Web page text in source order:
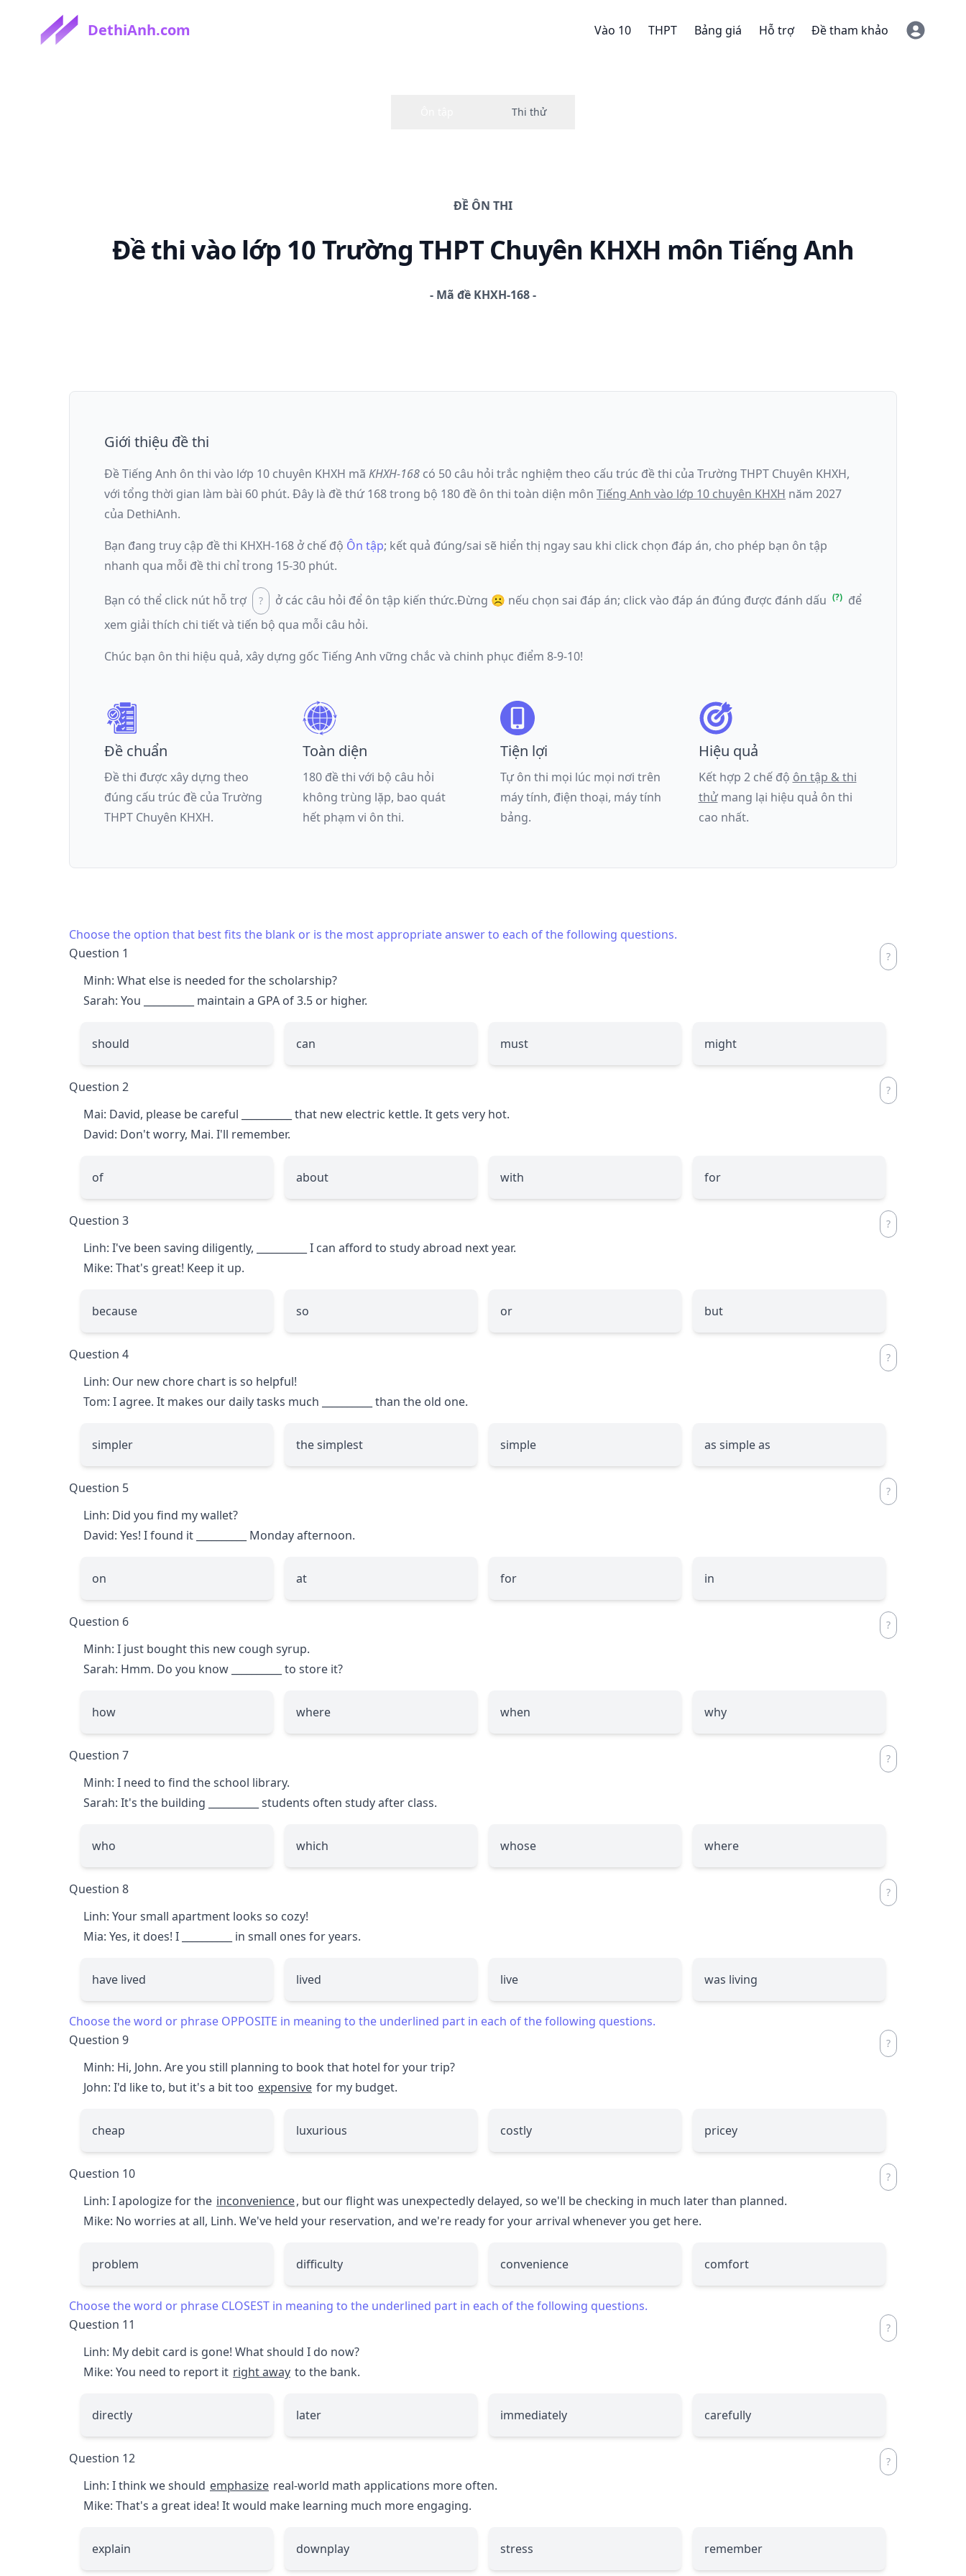
DethiAnh.com Vào 10 THPT Bảng giá Hỗ trợ Đề tham khảo
ĐỀ ÔN THI
Đề thivào lớp 10 Trường THPT Chuyên KHXH môn Tiếng Anh
- Mã đề KHXH-168
Giới thiệu đề thi
Đề Tiếng Anh ôn thi vào lớp 10 chuyên KHXH mã KHXH-168 có 50 câu hỏi trắc nghiệm theo cấu trúc đề thi của Trường THPT Chuyên KHXH,
với tổng thời gian làm bài 60 phút. Đây là đềthứ 168trong bộ 180 đề ôn thi toàn diện môn Tiếng Anh vào lớp 10 chuyên KHXH năm 2027
của DethiAnh.
Bạn đang truy cập đề thi KHXH-168 ở chế độ Ôn tập; kết quả đúng/sai sẽ hiển thị ngay sau khi click chọn đáp án, cho phép bạn ôn tập
nhanh qua mỗi đề thi chỉ trong 15-30 phút.
Bạn có thể click nút hỗ trợ ở các câu hỏi để ôn tập kiến thức.Đừng ☹️ nếu chọn sai đáp án; click vào đáp án đúng được đánh dấu
để
xem giải thích chi tiết và tiến bộ qua mỗi câu hỏi.
Chúc bạn ôn thi hiệu quả, xây dựng gốc Tiếng Anh vững chắc và chinh phục điểm 8-9-10!
Đề chuẩn
Đề thi được xây dựng theo
đúng cấu trúc đề của Trường
THPT Chuyên KHXH.
Toàn diện
180 đề thi với bộ câu hỏi
không trùng lặp, bao quát
hết phạm vi ôn thi.
Tiện lợi
Tự ôn thi mọi lúc mọi nơi trên
máy tính, điện thoại, máy tính
bảng.
Hiệu quả
Kết hợp 2 chế độ ôn tập & thi
thửmang lại hiệu quả ôn thi
cao nhất.
Choose the option that best fits the blank or is the most appropriate answer to each of the following questions.
Question 1
Minh: What else is needed for the scholarship?
Sarah: You
maintain a GPA of 3.5 or higher.
should can must might
Question 2
Mai: David, please be careful
that new electric kettle. It gets very hot.
David: Don't worry, Mai. I'll remember.
of about with for
Question 3
Linh: I've been saving diligently,
I can afford to study abroad next year.
Mike: That's great! Keep it up.
because so or but
Question 4
Linh: Our new chore chart is so helpful!
Tom: I agree. It makes our daily tasks much
than the old one.
simpler the simplest simple as simple as
Question 5
Linh: Did you find my wallet?
David: Yes! I found it
Monday afternoon.
on at for in
Question 6
Minh: I just bought this new cough syrup.
Sarah: Hmm. Do you know
to store it?
how where when why
Question 7
Minh: I need to find the school library.
Sarah: It's the building
students often study after class.
who which whose where
Question 8
Linh: Your small apartment looks so cozy!
Mia: Yes, it does! I
in small ones for years.
have lived lived live was living
Choose the word or phrase OPPOSITE in meaning to the underlined part in each of the following questions.
Question 9
Minh: Hi, John. Are you still planning to book that hotel for your trip?
John: I'd like to, but it's a bit too expensive for my budget.
cheap luxurious costly pricey
Question 10
Linh: I apologize for the inconvenience, but our flight was unexpectedly delayed, so we'll be checking in much later than planned.
Mike: No worries at all, Linh. We've held your reservation, and we're ready for your arrival whenever you get here.
problem difficulty convenience comfort
Choose the word or phrase CLOSEST in meaning to the underlined part in each of the following questions.
Question 11
Linh: My debit card is gone! What should I do now?
Mike: You need to report it right away to the bank.
directly later immediately carefully
Question 12
Linh: I think we should emphasize real-world math applications more often.
Mike: That's a great idea! It would make learning much more engaging.
explain downplay stress remember